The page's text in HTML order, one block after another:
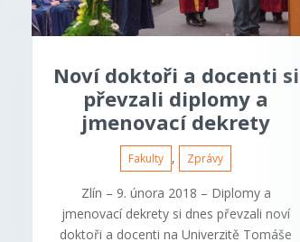
Noví doktoři a docenti si
převzali diplomy a
jmenovací dekrety
Fakulty , Zprávy
Zlín – 9. února 2018 – Diplomy a
jmenovací dekrety si dnes převzali noví
doktoři a docenti na Univerzitě Tomáše